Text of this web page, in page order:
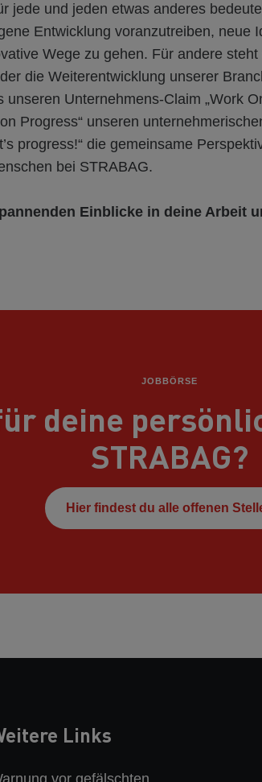
jede und jeden etwas anderes
Entwicklung voranzutreiben, neue
Wege zu gehen. Für andere
die Weiterentwicklung unserer
unseren Unternehmens-Claim „Work
Progress“ unseren
progress!“ die gemeinsame
bei STRABAG.
Einblicke in deine Arbeit
JOBBÖRSE
deine
STRABAG?
Hier findest du alle offenen
Links
vor gefälschten